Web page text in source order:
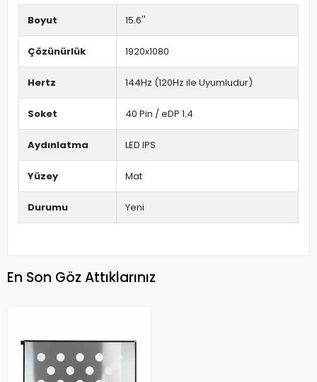
Boyut 15.6''
Çözünürlük 1920x1080
Hertz 144Hz (120Hz ile Uyumludur)
Soket 40 Pin / eDP 1.4
Aydınlatma LED IPS
Yüzey Mat
Durumu Yeni
En Son Göz Attıklarınız